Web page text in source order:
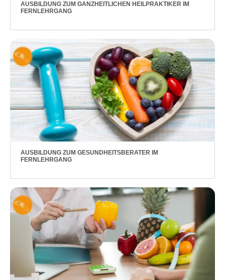
AUSBILDUNG ZUM GANZHEITLICHEN HEILPRAKTIKER IM
FERNLEHRGANG
AUSBILDUNG ZUM GESUNDHEITSBERATER IM
FERNLEHRGANG